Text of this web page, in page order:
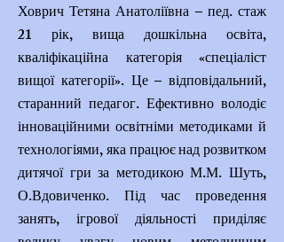
Ховрич Тетяна Анатоліївна – пед. стаж
21 рік, вища дошкільна освіта,
кваліфікаційна категорія «спеціаліст
вищої категорії». Це – відповідальний,
старанний педагог. Ефективно володіє
інноваційними освітніми методиками й
технологіями, яка працює над розвитком
дитячої гри за методикою М.М. Шуть,
О.Вдовиченко. Під час проведення
занять, ігрової діяльності приділяє